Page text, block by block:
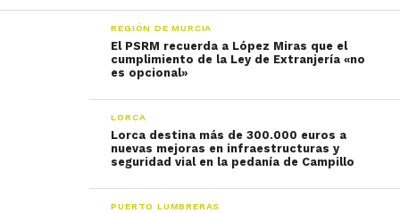
REGIÓN DE MURCIA
El PSRM recuerda a López Miras que el
cumplimiento de la Ley de Extranjería «no
es opcional»
LORCA
Lorca destina más de 300.000 euros a
nuevas mejoras en infraestructuras y
seguridad vial en la pedanía de Campillo
PUERTO LUMBRERAS